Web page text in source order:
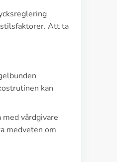
Att ta
kan
vårdgivare
medveten om